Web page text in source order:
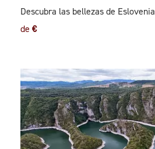
Descubra las bellezas de Eslovenia
de €